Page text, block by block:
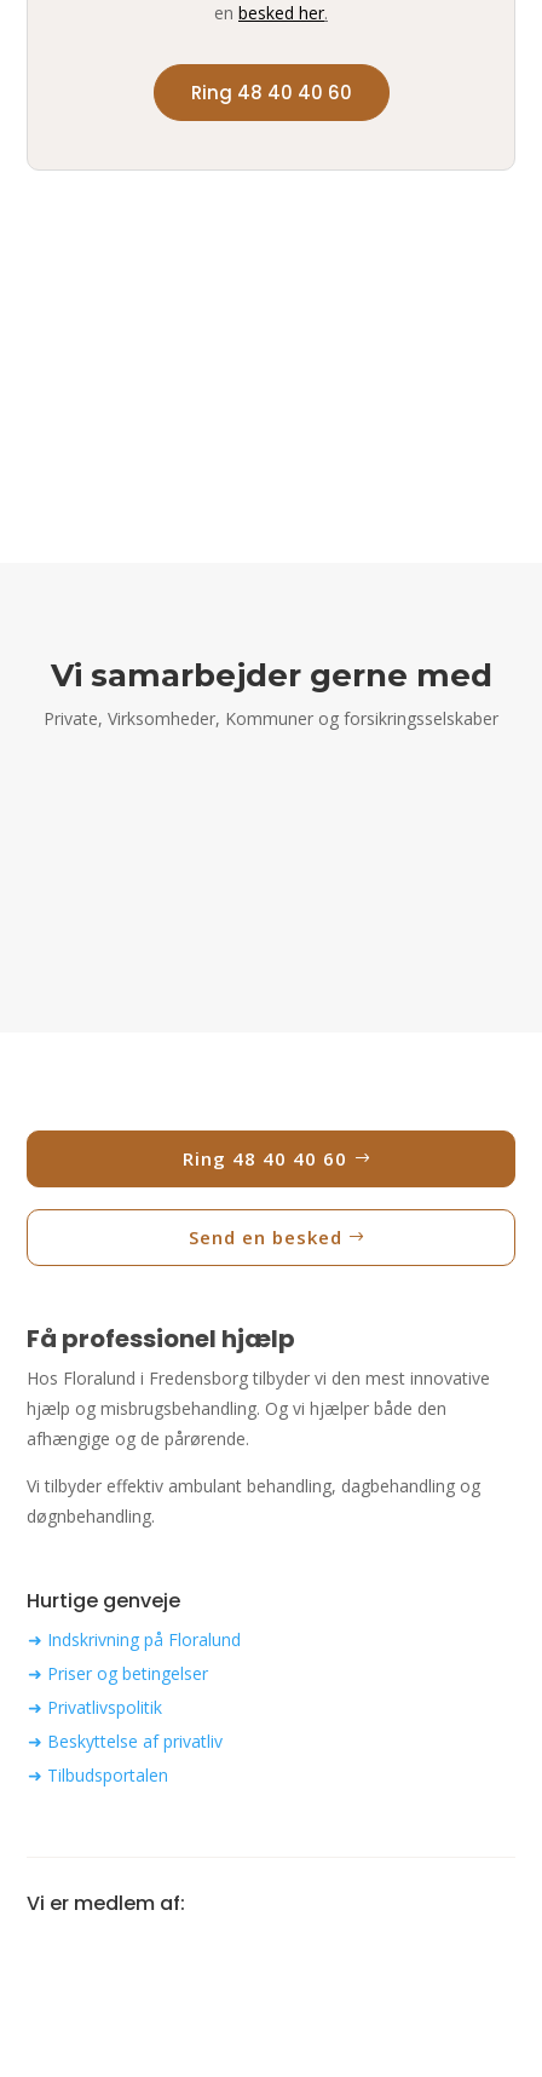
en besked her.
Ring 48 40 40 60
Vi samarbejder gerne med
Private, Virksomheder, Kommuner og forsikringsselskaber
Ring 48 40 40 60
Send en besked
Få professionel hjælp
Hos Floralund i Fredensborg tilbyder vi den mest innovative
hjælp og misbrugsbehandling. Og vi hjælper både den
afhængige og de pårørende.
Vi tilbyder effektiv ambulant behandling, dagbehandling og
døgnbehandling.
Hurtige genveje
➜ Indskrivning på Floralund
➜ Priser og betingelser
➜ Privatlivspolitik
➜ Beskyttelse af privatliv
➜ Tilbudsportalen
Vi er medlem af: